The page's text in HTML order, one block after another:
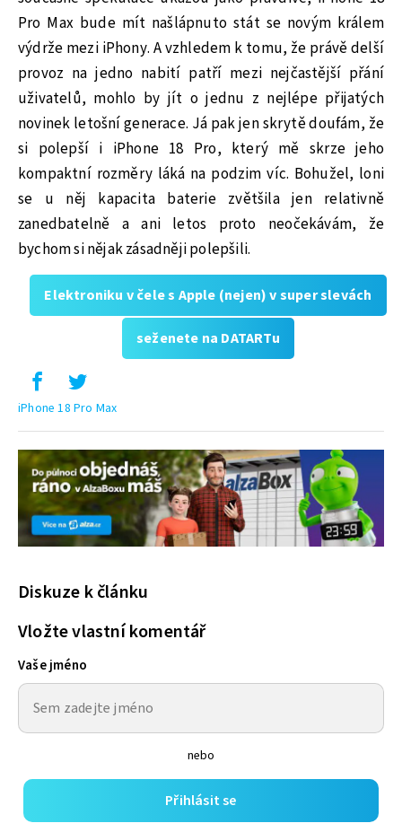
Pro Max bude mít našlápnuto stát se novým králem
výdrže mezi iPhony. A vzhledem k tomu, že právě delší
provoz na jedno nabití patří mezi nejčastější přání
uživatelů, mohlo by jít o jednu z nejlépe přijatých
novinek letošní generace. Já pak jen skrytě doufám, že
si polepší i iPhone 18 Pro, který mě skrze jeho
kompaktní rozměry láká na podzim víc. Bohužel, loni
se u něj kapacita baterie zvětšila jen relativně
zanedbatelně a ani letos proto neočekávám, že
bychom si nějak zásadněji polepšili.
Elektroniku v čele s Apple (nejen) v super slevách
seženete na DATARTu
iPhone 18 Pro Max
Diskuze k článku
Vložte vlastní komentář
Vaše jméno
nebo
Přihlásit se